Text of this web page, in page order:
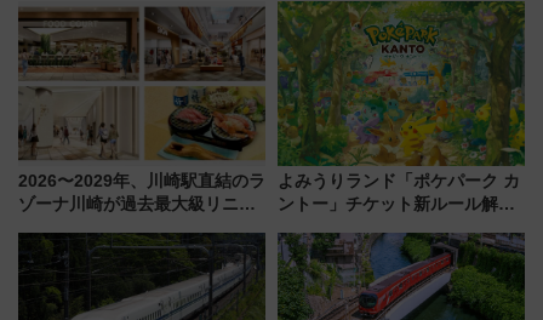
斉藤雪乃＆福原トシヒロと行
く！9月13日「京都の鉄道満喫
ツアー」開催
「第2弾」も
2026〜2029年、川崎駅直結のラ
ゾーナ川崎が過去最大級リニュ
「いつから何が変わるか」徹底
解説！
よみうりランド「ポケパーク カ
ントー」チケット新ルール解
本人確認が11月スタート